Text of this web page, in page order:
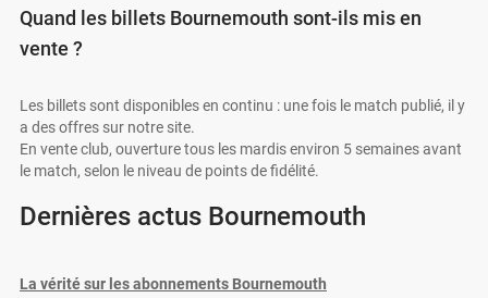
Quand les billets Bournemouth sont-ils mis en
vente ?
Les billets sont disponibles en continu : une fois le match publié, il y
a des offres sur notre site.
En vente club, ouverture tous les mardis environ 5 semaines avant
le match, selon le niveau de points de fidélité.
Dernières actus Bournemouth
La vérité sur les abonnements Bournemouth